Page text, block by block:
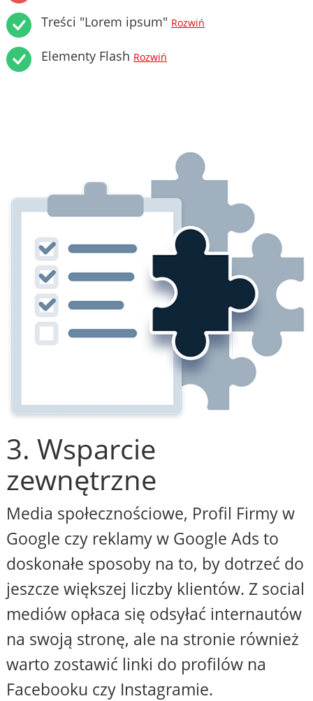
Treści "Lorem ipsum" Rozwiń
Elementy Flash Rozwiń
3. Wsparcie
zewnętrzne
Media społecznościowe, Profil Firmy w
Google czy reklamy w Google Ads to
doskonałe sposoby na to, by dotrzeć do
jeszcze większej liczby klientów. Z social
mediów opłaca się odsyłać internautów
na swoją stronę, ale na stronie również
warto zostawić linki do profilów na
Facebooku czy Instagramie.